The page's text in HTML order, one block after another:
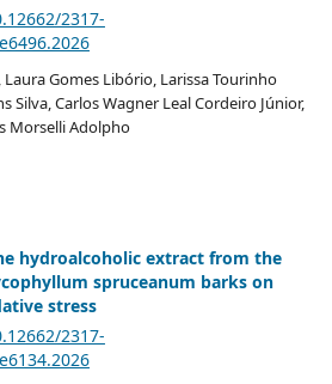
2317-
Gomes Libório, Larissa Tourinho
Silva, Carlos Wagner Leal Cordeiro Júnior,
Morselli Adolpho
hydroalcoholic extract from the
spruceanum barks on
stress
2317-